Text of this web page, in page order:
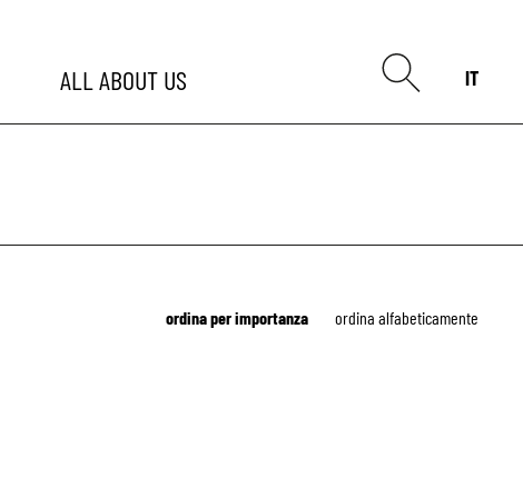
ALLABOUT US IT
ordina alfabeticamente
ordina per importanza